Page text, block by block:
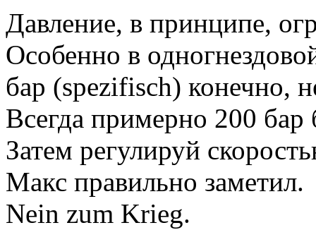
Давление, в принципе,
Особенно в
бар (spezifisch) конечно,
Всегда примерно 200
Затем регулируй
Макс правильно заметил.
Nein zum Krieg.